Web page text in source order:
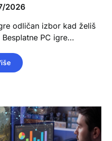
2026
odličan izbor kad želiš
PC igre…